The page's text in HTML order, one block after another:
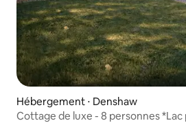
Hébergement ⋅ Denshaw
Cottage de luxe - 8 personnes *Lac